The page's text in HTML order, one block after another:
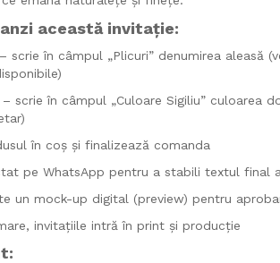
această invitație:
scrie în câmpul „Plicuri” denumirea aleasă
scrie în câmpul „Culoare Sigiliu” culoarea
în coș și finalizează comanda
pe WhatsApp pentru a stabili textul final
un mock-up digital (preview) pentru
invitațiile intră în print și producție